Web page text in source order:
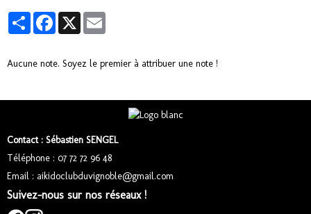
PartagerFacebook
X
Aucune note. Soyez le premier à attribuer une note !
Contact : Sébastien SENGEL
Téléphone : 07 72 72 96 48
Email : aikidoclubduvignoble@gmail.com
Suivez-nous sur nos réseaux !